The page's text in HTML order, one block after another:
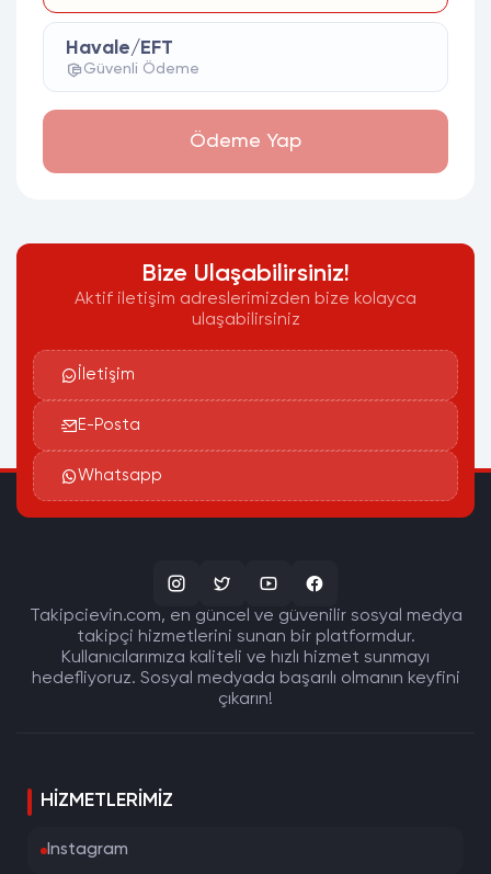
Havale/EFT
Güvenli Ödeme
Ödeme Yap
Bize Ulaşabilirsiniz!
Aktif iletişim adreslerimizden bize kolayca
ulaşabilirsiniz
İletişim
E-Posta
Whatsapp
Takipcievin.com, en güncel ve güvenilir sosyal medya
takipçi hizmetlerini sunan bir platformdur.
Kullanıcılarımıza kaliteli ve hızlı hizmet sunmayı
hedefliyoruz. Sosyal medyada başarılı olmanın keyfini
çıkarın!
HIZMETLERIMIZ
Instagram